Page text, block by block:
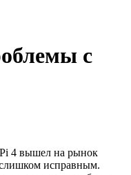
с
4 вышел на рынок
слишком исправным.